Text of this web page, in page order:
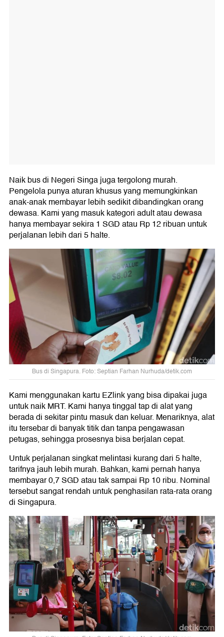
Naik bus di Negeri Singa juga tergolong murah.
Pengelola punya aturan khusus yang memungkinkan
anak-anak membayar lebih sedikit dibandingkan orang
dewasa. Kami yang masuk kategori adult atau dewasa
hanya membayar sekira 1 SGD atau Rp 12 ribuan untuk
perjalanan lebih dari 5 halte.
Bus di Singapura. Foto: Septian Farhan Nurhuda/detik.com
Kami menggunakan kartu EZlink yang bisa dipakai juga
untuk naik MRT. Kami hanya tinggal tap di alat yang
berada di sekitar pintu masuk dan keluar. Menariknya, alat
itu tersebar di banyak titik dan tanpa pengawasan
petugas, sehingga prosesnya bisa berjalan cepat.
Untuk perjalanan singkat melintasi kurang dari 5 halte,
tarifnya jauh lebih murah. Bahkan, kami pernah hanya
membayar 0,7 SGD atau tak sampai Rp 10 ribu. Nominal
tersebut sangat rendah untuk penghasilan rata-rata orang
di Singapura.